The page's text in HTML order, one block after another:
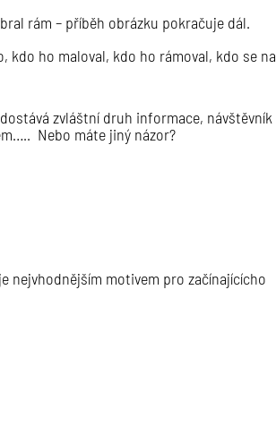
rám – příběh obrázku pokračuje dál.
kdo ho maloval, kdo ho rámoval, kdo se na
zvláštní druh informace, návštěvník
Nebo máte jiný názor?
nejvhodnějším motivem pro začínajícícho